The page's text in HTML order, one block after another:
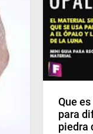
Que
para
piedra